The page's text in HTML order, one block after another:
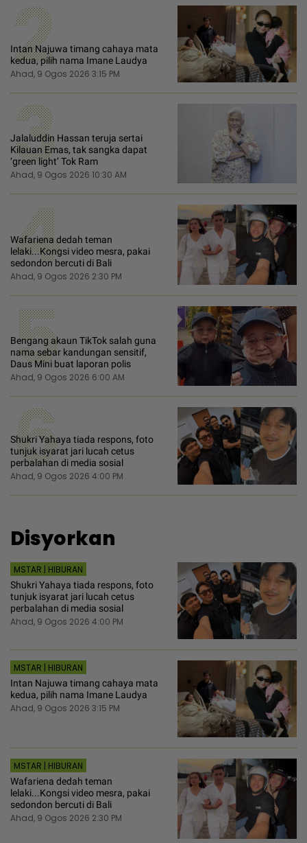
2
Intan Najuwa timang cahaya mata
kedua, pilih nama Imane Laudya
Ahad, 9 Ogos 2026 3:15 PM
3
Jalaluddin Hassan teruja sertai
Kilauan Emas, tak sangka dapat
‘green light’ Tok Ram
Ahad, 9 Ogos 2026 10:30 AM
4
Wafariena dedah teman
lelaki...Kongsi video mesra, pakai
sedondon bercuti di Bali
Ahad, 9 Ogos 2026 2:30 PM
5
Bengang akaun TikTok salah guna
nama sebar kandungan sensitif,
Daus Mini buat laporan polis
Ahad, 9 Ogos 2026 6:00 AM
6
Shukri Yahaya tiada respons, foto
tunjuk isyarat jari lucah cetus
perbalahan di media sosial
Ahad, 9 Ogos 2026 4:00 PM
Disyorkan
MSTAR | HIBURAN
Shukri Yahaya tiada respons, foto
tunjuk isyarat jari lucah cetus
perbalahan di media sosial
Ahad, 9 Ogos 2026 4:00 PM
MSTAR | HIBURAN
Intan Najuwa timang cahaya mata
kedua, pilih nama Imane Laudya
Ahad, 9 Ogos 2026 3:15 PM
MSTAR | HIBURAN
Wafariena dedah teman
lelaki...Kongsi video mesra, pakai
sedondon bercuti di Bali
Ahad, 9 Ogos 2026 2:30 PM